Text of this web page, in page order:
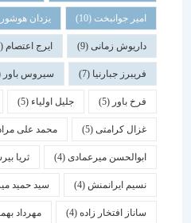
امیر جوانبخت(10) یزدان هوشور(10)
داریوش زمانی(9) ایرج اعتصام(9)
فریبرز جبارنیا(7) سیروس باور(6)
فرخ باور(5) جلیل اولیاء(5) نادر
غزال کرامتی(5) محمد علی مرادی(4)
ابوالحسن میرعمادی(4) ثریا بیرشک(4)
نسیم ایرانمنش(4) سید حمید میرمیران
ساناز افتخار زاده(4) مهرداد بهمنی (4)